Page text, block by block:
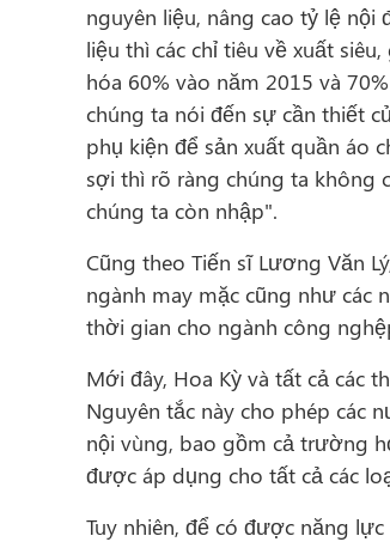
nguyên liệu, nâng cao tỷ lệ
liệu thì các chỉ tiêu về xuất
hóa 60% vào năm 2015 và
chúng ta nói đến sự cần thiết
phụ kiện để sản xuất quần áo
sợi thì rõ ràng chúng ta không
chúng ta còn nhập".
Cũng theo Tiến sĩ Lương Văn
ngành may mặc cũng như các
thời gian cho ngành công
Mới đây, Hoa Kỳ và tất cả các
Nguyên tắc này cho phép các
nội vùng, bao gồm cả trường
được áp dụng cho tất cả các
Tuy nhiên, để có được năng